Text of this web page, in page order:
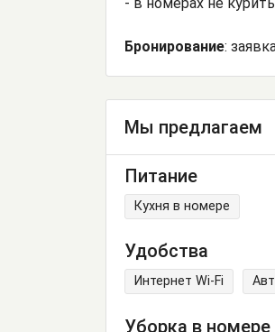
Бронирование:
Мы предлагаем
Питание
Кухня в номере
Удобства
Интернет Wi-Fi
Уборка в номере